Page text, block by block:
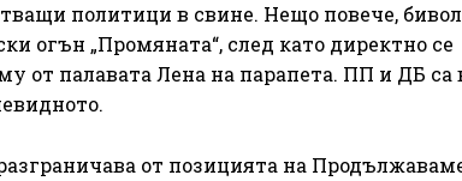
политици в свине. Нещо повече,
огън „Промяната“, след като директно се
от палавата Лена на парапета. ПП и ДБ са
от позицията на